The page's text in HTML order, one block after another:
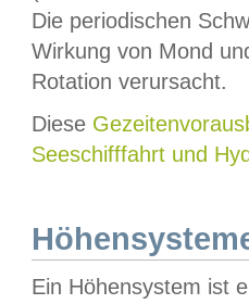
Die periodischen
Wirkung von Mond
Rotation verursacht.
Diese
Seeschifffahrt und
Ein Höhensystem ist